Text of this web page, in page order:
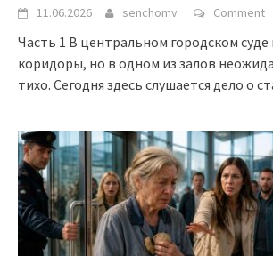
11.06.2026 senchomv Comment
Часть 1 В центральном городском
коридоры, но в одном из залов
тихо. Сегодня здесь слушается дело о